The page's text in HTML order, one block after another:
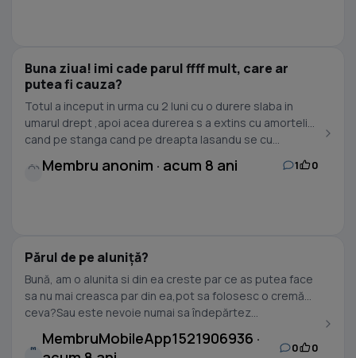
Buna ziua! imi cade parul ffff mult, care ar
putea fi cauza?
Totul a inceput in urma cu 2 luni cu o durere slaba in
umarul drept ,apoi acea durerea s a extins cu amorteli
cand pe stanga cand pe dreapta lasandu se cu...
Membru anonim · acum 8 ani 1 0
Părul de pe aluniță?
Bună, am o alunita si din ea creste par ce as putea face
sa nu mai creasca par din ea,pot sa folosesc o cremă
ceva?Sau este nevoie numai sa îndepărtez...
M
MembruMobileApp1521906936 ·
0 0